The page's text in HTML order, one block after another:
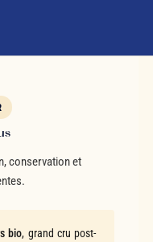
conservation et
bio, grand cru post-